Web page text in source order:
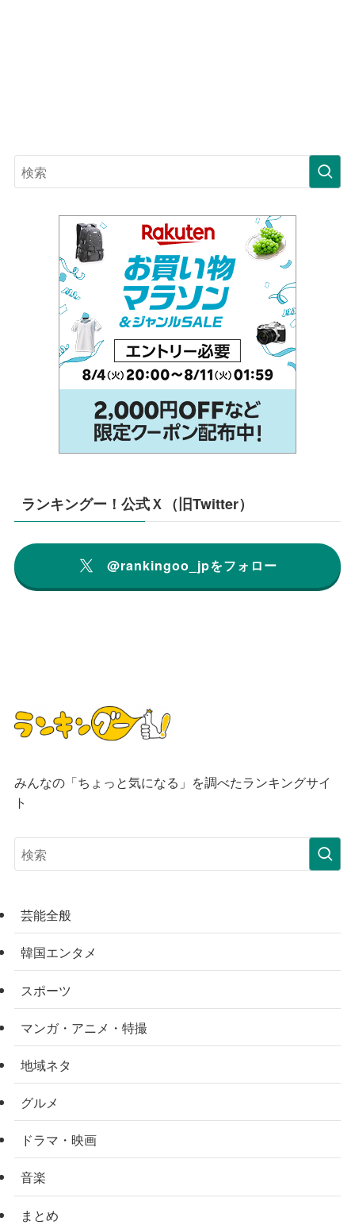
ランキングー！公式Ｘ（旧Twitter）
@rankingoo_jpをフォロー
みんなの「ちょっと気になる」を調べたランキングサイ
ト
芸能全般
韓国エンタメ
スポーツ
マンガ・アニメ・特撮
地域ネタ
グルメ
ドラマ・映画
音楽
まとめ